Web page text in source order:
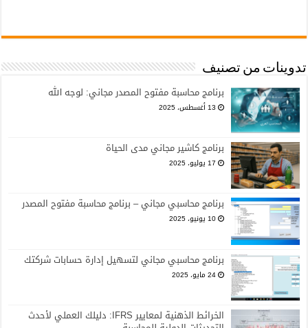
تدوينات من تصنيف
برنامج محاسبة مفتوح المصدر مجاني: لوجه الله
13 أغسطس، 2025
برنامج كاشير مجاني مدى الحياة
17 يوليو، 2025
برنامج محاسبي مجاني – برنامج محاسبة مفتوح المصدر
10 يونيو، 2025
برنامج محاسبي مجاني لتسهيل إدارة حسابات شركتك
24 مايو، 2025
الخرائط الذهنية لمعايير IFRS: دليلك العملي لأحدث